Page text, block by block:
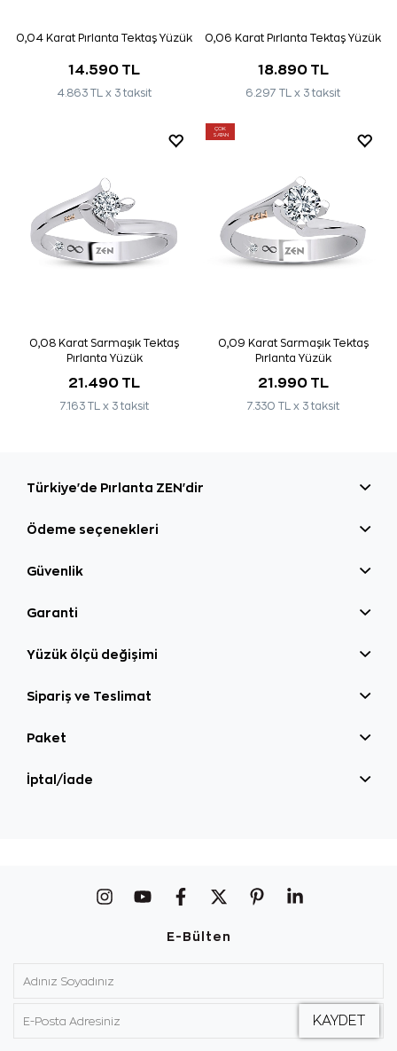
0,04 Karat Pırlanta Tektaş Yüzük
14.590 TL
4.863 TL x 3 taksit
0,06 Karat Pırlanta Tektaş Yüzük
18.890 TL
6.297 TL x 3 taksit
0,08 Karat Sarmaşık Tektaş
Pırlanta Yüzük
21.490 TL
7.163 TL x 3 taksit
ÇOK
SATAN
0,09 Karat Sarmaşık Tektaş
Pırlanta Yüzük
21.990 TL
7.330 TL x 3 taksit
Türkiye'de Pırlanta ZEN'dir
Ödeme seçenekleri
Güvenlik
Garanti
Yüzük ölçü değişimi
Sipariş ve Teslimat
Paket
İptal/İade
E-Bülten